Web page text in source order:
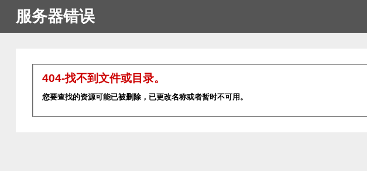
服务器错误
404-找不到文件或目录。
您要查找的资源可能已被删除，已更改名称或者暂时不可用。